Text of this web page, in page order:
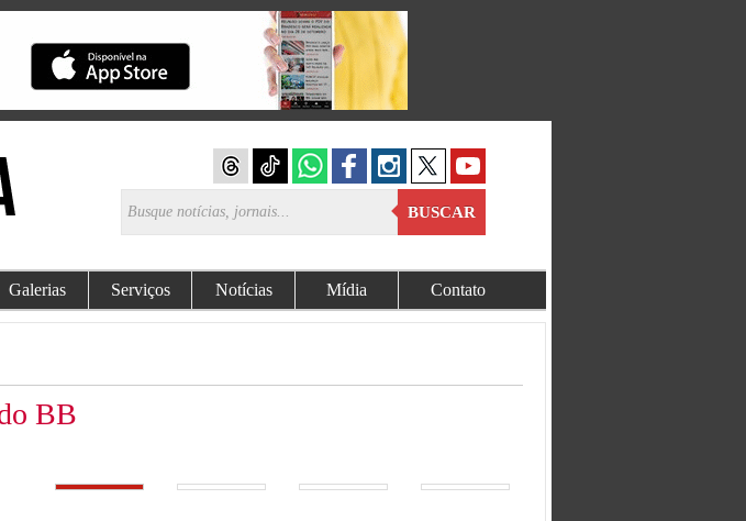
BUSCAR
Galerias Serviços Notícias Mídia Contato
BB